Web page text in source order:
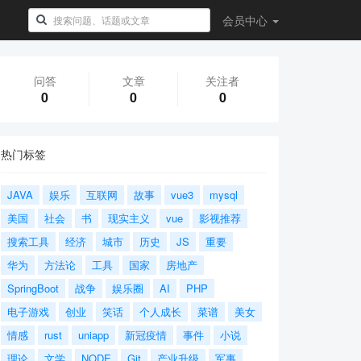
会员中心
问答
0
文章
0
关注者
0
热门标签
JAVA 娱乐 互联网 故事 vue3
mysql
美国
社会 书 现实主义 vue
影视推荐
搜索工具
经济 城市 历史 JS
重要
华为
方法论 工具 国家
房地产
SpringBoot
战争 娱乐圈 AI
PHP
电子游戏
创业 笑话 个人成长 菜谱
美女
情感
rust uniapp 新冠疫情 事件
小说